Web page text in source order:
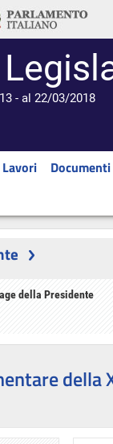
- al 22/03/2018
Lavori Documenti
della Presidente
della